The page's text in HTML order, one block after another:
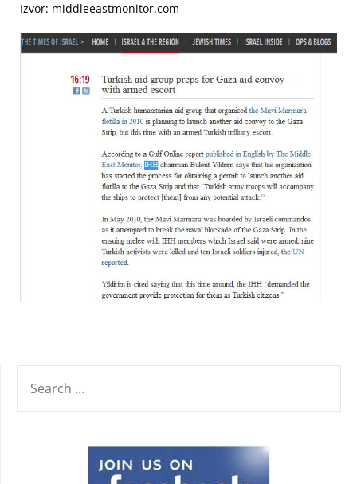
Izvor: middleeastmonitor.com
FOR: